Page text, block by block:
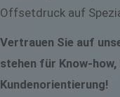
Offsetdruck auf
Vertrauen Sie auf
stehen für Know-
Kundenorientierung!